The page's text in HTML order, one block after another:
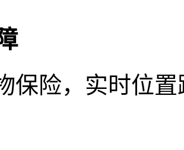
保险，实时位